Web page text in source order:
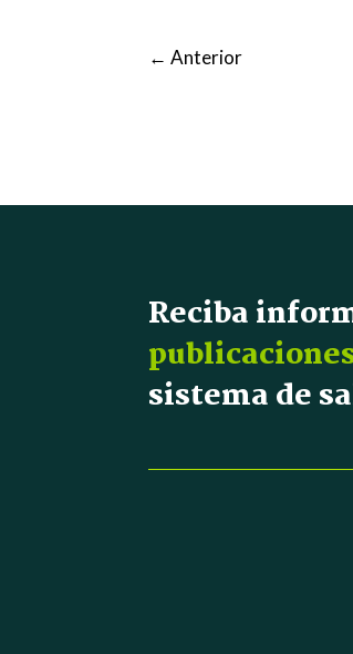
←Anterior
Reciba
sistema de